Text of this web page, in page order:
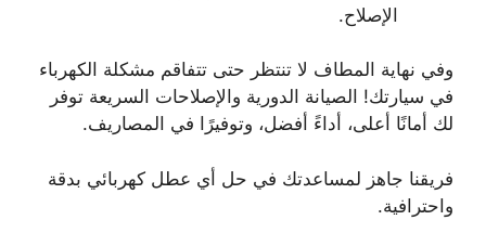
الإصلاح.
وفي نهاية المطاف لا تنتظر حتى تتفاقم مشكلة الكهرباء
في سيارتك! الصيانة الدورية والإصلاحات السريعة توفر
لك أمانًا أعلى، أداءً أفضل، وتوفيرًا في المصاريف.
فريقنا جاهز لمساعدتك في حل أي عطل كهربائي بدقة
واحترافية.